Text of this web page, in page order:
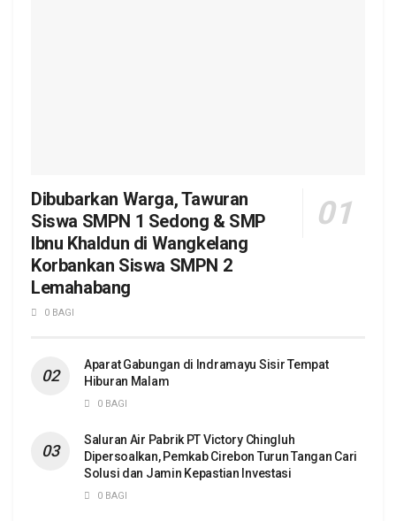
Dibubarkan Warga, Tawuran
Siswa SMPN 1 Sedong & SMP
Ibnu Khaldun di Wangkelang
Korbankan Siswa SMPN 2
Lemahabang
0 BAGI
Aparat Gabungan di Indramayu Sisir Tempat
Hiburan Malam
0 BAGI
Saluran Air Pabrik PT Victory Chingluh
Dipersoalkan, Pemkab Cirebon Turun Tangan Cari
Solusi dan Jamin Kepastian Investasi
0 BAGI